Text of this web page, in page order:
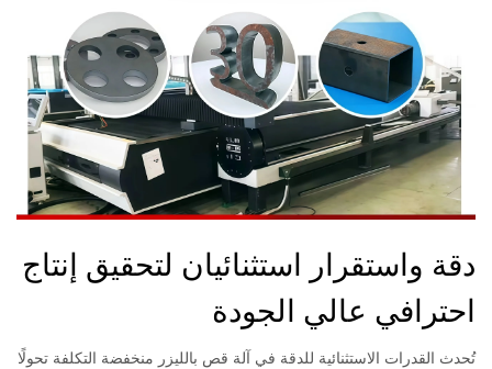
دقة واستقرار استثنائيان لتحقيق إنتاج
احترافي عالي الجودة
تُحدث القدرات الاستثنائية للدقة في آلة قص بالليزر منخفضة التكلفة تحولًا